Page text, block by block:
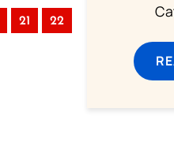
21 22